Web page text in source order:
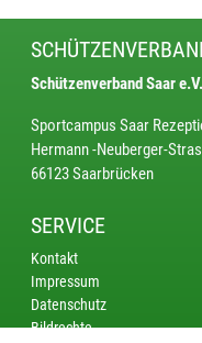
Schützenverband Saar e.V.
Sportcampus Saar
Hermann -Neuberger-
66123 Saarbrücken
SERVICE
Kontakt
Impressum
Datenschutz
Bildrechte